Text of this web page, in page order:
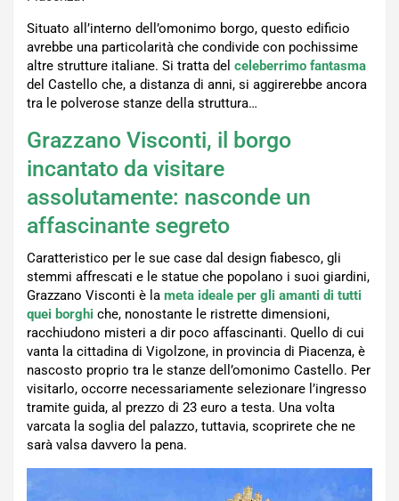
Situato all’interno dell’omonimo borgo, questo edificio
avrebbe una particolarità che condivide con pochissime
altre strutture italiane. Si tratta del celeberrimo fantasma
del Castello che, a distanza di anni, si aggirerebbe ancora
tra le polverose stanze della struttura…
Grazzano Visconti, il borgo
incantato da visitare
assolutamente: nasconde un
affascinante segreto
Caratteristico per le sue case dal design fiabesco, gli
stemmi affrescati e le statue che popolano i suoi giardini,
Grazzano Visconti è la meta ideale per gli amanti di tutti
quei borghi che, nonostante le ristrette dimensioni,
racchiudono misteri a dir poco affascinanti. Quello di cui
vanta la cittadina di Vigolzone, in provincia di Piacenza, è
nascosto proprio tra le stanze dell’omonimo Castello. Per
visitarlo, occorre necessariamente selezionare l’ingresso
tramite guida, al prezzo di 23 euro a testa. Una volta
varcata la soglia del palazzo, tuttavia, scoprirete che ne
sarà valsa davvero la pena.